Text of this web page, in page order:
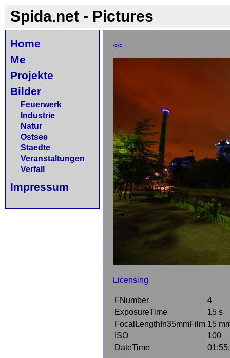
Spida.net - Pictures
Home
Me
Projekte
Bilder
Feuerwerk
Industrie
Natur
Ostsee
Staedte
Veranstaltungen
Verfall
Impressum
<<
Licensing
FNumber
4
ExposureTime
15 s
FocalLengthIn35mmFilm 15
ISO
100
DateTime